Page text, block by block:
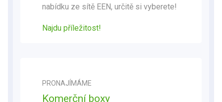
nabídku ze sítě EEN, určitě si vyberete!
Najdu příležitost!
PRONAJÍMÁME
Komerční boxy